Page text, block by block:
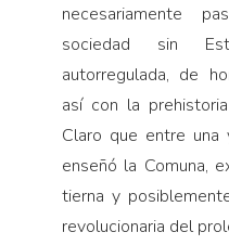
necesariamente
sociedad sin
autorregulada, de
así con la
Claro que entre
enseñó la Comuna,
tierna y
revolucionaria del